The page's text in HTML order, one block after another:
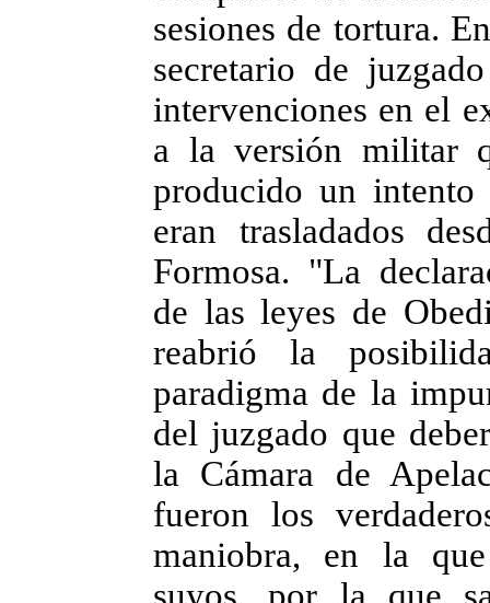
sesiones de tortura.
secretario de
intervenciones en el
a la versión militar
producido un intento
eran trasladados
Formosa. "La
de las leyes de
reabrió la
paradigma de la
del juzgado que
la Cámara de
fueron los
maniobra, en la